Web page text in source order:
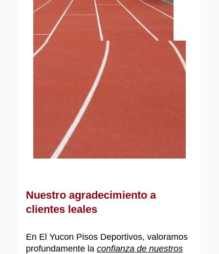
Nuestro agradecimiento a
clientes leales
En El Yucon Pisos Deportivos, valoramos
profundamente la confianza de nuestros